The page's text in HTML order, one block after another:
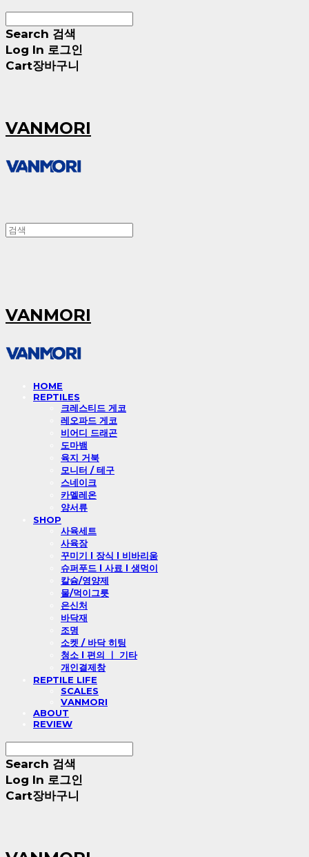
Search 검색
Log In 로그인
Cart장바구니
VANMORI
VANMORI
HOME
REPTILES
크레스티드 게코
레오파드 게코
비어디 드래곤
도마뱀
육지 거북
모니터 / 테구
스네이크
카멜레온
양서류
SHOP
사육세트
사육장
꾸미기 l 장식 l 비바리움
슈퍼푸드 l 사료 l 생먹이
칼슘/영양제
물/먹이그릇
은신처
바닥재
조명
소켓 / 바닥 히팅
청소 l 편의 ㅣ 기타
개인결제창
REPTILE LIFE
SCALES
VANMORI
ABOUT
REVIEW
Search 검색
Log In 로그인
Cart장바구니